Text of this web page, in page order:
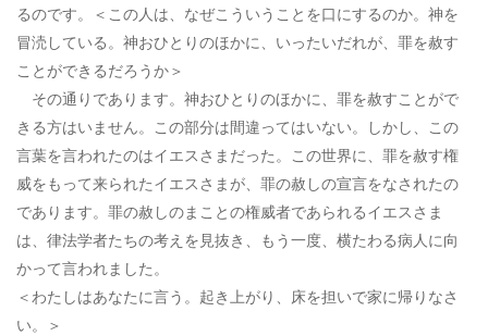
るのです。＜この人は、なぜこういうことを口にするのか。神を
冒涜している。神おひとりのほかに、いったいだれが、罪を赦す
ことができるだろうか＞
その通りであります。神おひとりのほかに、罪を赦すことがで
きる方はいません。この部分は間違ってはいない。しかし、この
言葉を言われたのはイエスさまだった。この世界に、罪を赦す権
威をもって来られたイエスさまが、罪の赦しの宣言をなされたの
であります。罪の赦しのまことの権威者であられるイエスさま
は、律法学者たちの考えを見抜き、もう一度、横たわる病人に向
かって言われました。
＜わたしはあなたに言う。起き上がり、床を担いで家に帰りなさ
い。＞